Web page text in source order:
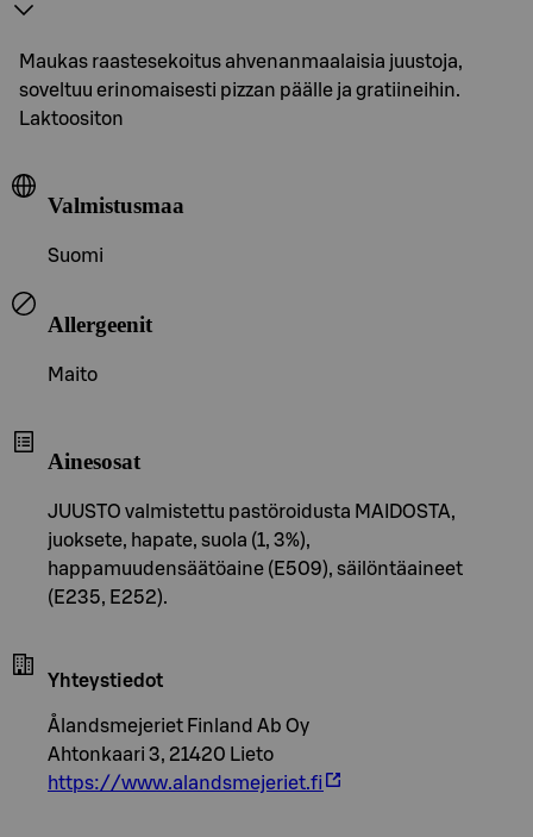
Maukas raastesekoitus ahvenanmaalaisia juustoja,
soveltuu erinomaisesti pizzan päälle ja gratiineihin.
Laktoositon
Valmistusmaa
Suomi
Allergeenit
Maito
Ainesosat
JUUSTO valmistettu pastöroidusta MAIDOSTA,
juoksete, hapate, suola (1, 3%),
happamuudensäätöaine (E509), säilöntäaineet
(E235, E252).
Yhteystiedot
Ålandsmejeriet Finland Ab Oy
Ahtonkaari 3, 21420 Lieto
https://www.alandsmejeriet.fi